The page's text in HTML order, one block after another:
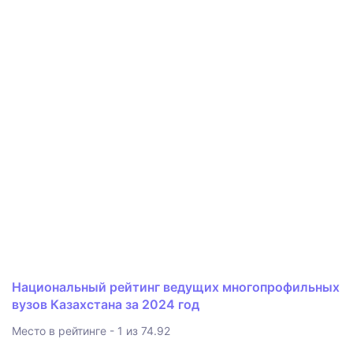
Национальный рейтинг ведущих многопрофильных
вузов Казахстана за 2024 год
Место в рейтинге - 1 из 74.92